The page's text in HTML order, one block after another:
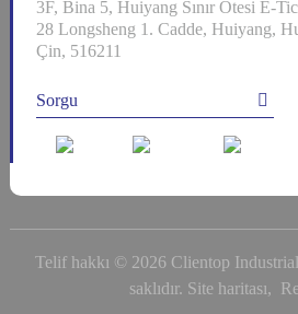
3F, Bina 5, Huiyang Sınır Ötesi E-
28 Longsheng 1. Cadde, Huiyang,
Çin, 516211
Sorgu
Telif hakkı © 2026 Clientop
saklıdır. Site haritası,